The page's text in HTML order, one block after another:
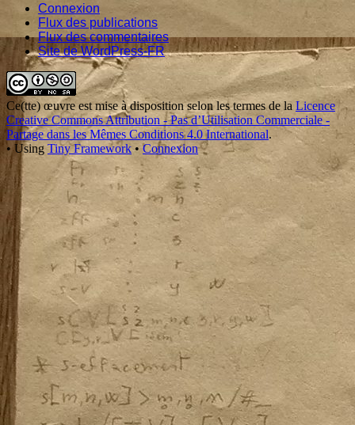
Connexion
Flux des publications
Flux des commentaires
Site de WordPress-FR
Footer
Content
Ce(tte)œuvreest mise à disposition selon les termes de la Licence
Creative Commons Attribution - Pas d’Utilisation Commerciale -
Partage dans les Mêmes Conditions 4.0 International.
•Using Tiny Framework • Connexion